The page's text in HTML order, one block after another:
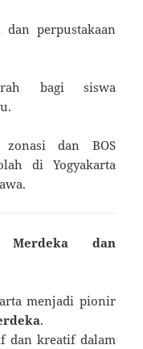
perpustakaan
bagi siswa
zonasi dan BOS
di Yogyakarta
dan
menjadi pionir
.
dan kreatif dalam